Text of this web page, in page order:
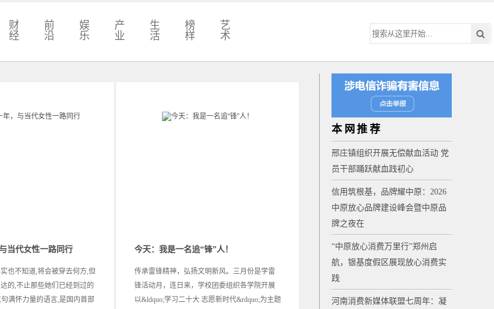
财
经
前
沿
娱
乐
产
业
生
活
榜
样
艺
术
当代女性一路同行
不知道,将会被穿去何方,但
的,不止那些她们已经到过的
满怀力量的语言,是国内首部
今天：我是一名追“锋”人！
传承雷锋精神，弘扬文明新风。三月份是学雷
锋活动月，连日来，学校团委组织各学院开展
以&ldquo;学习二十大 志愿新时代&rdquo;为主题
本网推荐
邢庄镇组织开展无偿献血活动 党
员干部踊跃献血践初心
信用筑根基，品牌耀中原：2026
中原放心品牌建设峰会暨中原品
牌之夜在
“中原放心消费万里行”郑州启
航，银基度假区展现放心消费实
践
河南消费新媒体联盟七周年：凝